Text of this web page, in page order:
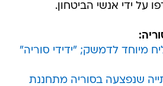
על ידי אנשי הביטחון.
מיוחד לדמשק; "ידידי סוריה"
שנפצעה בסוריה מתחננת